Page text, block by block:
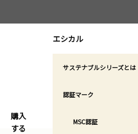
購⼊
する
エシカル
サステナブルシリーズとは
認証マーク
MSC認証